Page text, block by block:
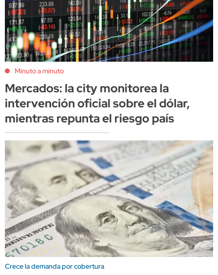
Minuto a minuto
Mercados: la city monitorea la
intervención oficial sobre el dólar,
mientras repunta el riesgo país
Crece la demanda por cobertura